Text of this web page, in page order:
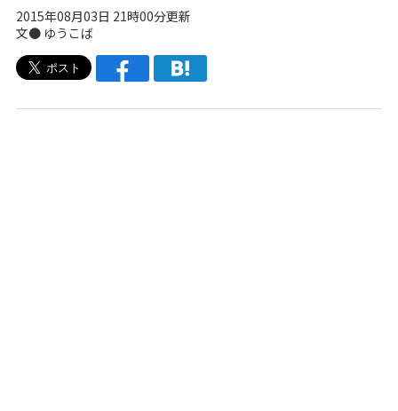
2015年08月03日 21時00分更新
文● ゆうこば